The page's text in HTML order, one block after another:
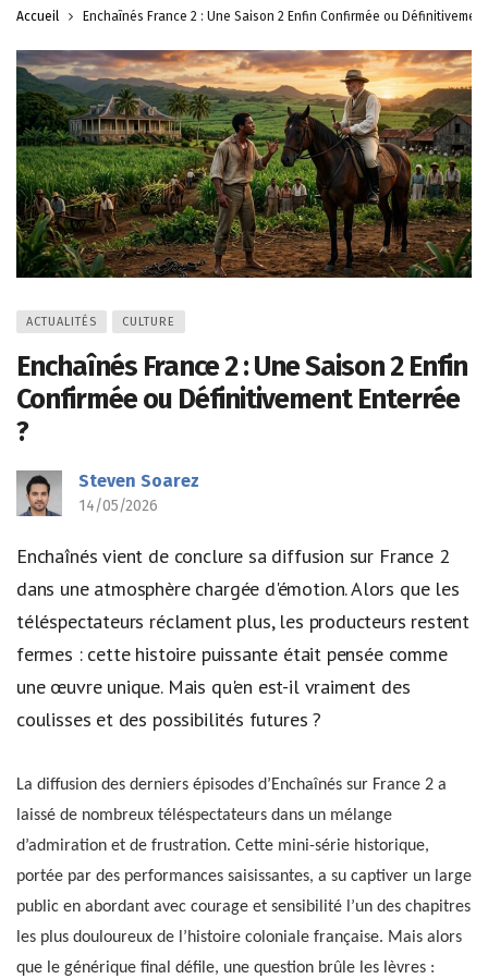
Accueil Enchaînés France 2 : Une Saison 2 Enfin Confirmée ou
ACTUALITÉS CULTURE
Enchaînés France 2 : Une Saison 2 Enfin
Confirmée ou Définitivement Enterrée
?
Steven Soarez
14/05/2026
Enchaînés vient de conclure sa diffusion sur France 2
dans une atmosphère chargée d'émotion. Alors que les
téléspectateurs réclament plus, les producteurs restent
fermes : cette histoire puissante était pensée comme
une œuvre unique. Mais qu'en est-il vraiment des
coulisses et des possibilités futures ?
La diffusion des derniers épisodes d’Enchaînés sur France 2 a
laissé de nombreux téléspectateurs dans un mélange
d’admiration et de frustration. Cette mini-série historique,
portée par des performances saisissantes, a su captiver un large
public en abordant avec courage et sensibilité l’un des chapitres
les plus douloureux de l’histoire coloniale française. Mais alors
que le générique final défile, une question brûle les lèvres :